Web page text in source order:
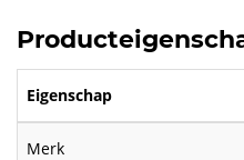
Eigenschap
Merk